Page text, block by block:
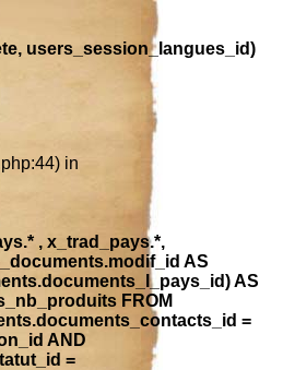
users_session_langues_id)
in
, x_trad_pays.*,
AS
AS
FROM
=
AND
=